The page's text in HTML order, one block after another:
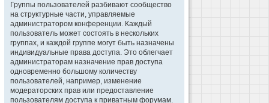
Группы пользователей разбивают сообщество
на структурные части, управляемые
администратором конференции. Каждый
пользователь может состоять в нескольких
группах, и каждой группе могут быть назначены
индивидуальные права доступа. Это облегчает
администраторам назначение прав доступа
одновременно большому количеству
пользователей, например, изменение
модераторских прав или предоставление
пользователям доступа к приватным форумам.